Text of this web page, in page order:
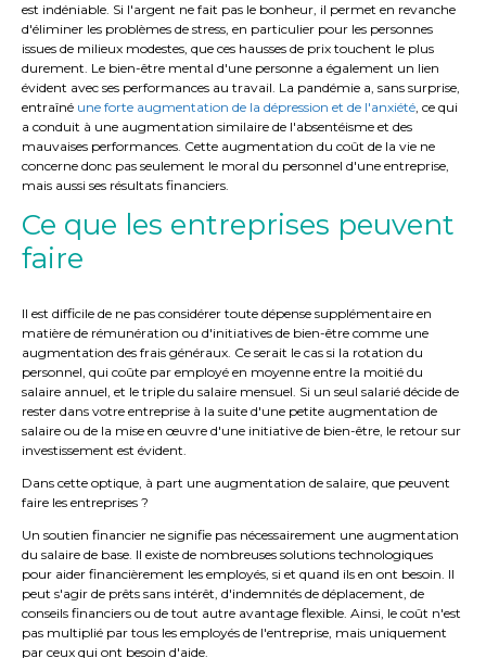
est indéniable. Si l'argent ne fait pas le bonheur, il permet en revanche
d'éliminer les problèmes de stress, en particulier pour les personnes
issues de milieux modestes, que ces hausses de prix touchent le plus
durement. Le bien-être mental d'une personne a également un lien
évident avec ses performances au travail. La pandémie a, sans surprise,
entraîné une forte augmentation de la dépression et de l'anxiété, ce qui
a conduit à une augmentation similaire de l'absentéisme et des
mauvaises performances. Cette augmentation du coût de la vie ne
concerne donc pas seulement le moral du personnel d'une entreprise,
mais aussi ses résultats financiers.
Ce que les entreprises peuvent
faire
Il est difficile de ne pas considérer toute dépense supplémentaire en
matière de rémunération ou d'initiatives de bien-être comme une
augmentation des frais généraux. Ce serait le cas si la rotation du
personnel, qui coûte par employé en moyenne entre la moitié du
salaire annuel, et le triple du salaire mensuel. Si un seul salarié décide de
rester dans votre entreprise à la suite d'une petite augmentation de
salaire ou de la mise en œuvre d'une initiative de bien-être, le retour sur
investissement est évident.
Dans cette optique, à part une augmentation de salaire, que peuvent
faire les entreprises ?
Un soutien financier ne signifie pas nécessairement une augmentation
du salaire de base. Il existe de nombreuses solutions technologiques
pour aider financièrement les employés, si et quand ils en ont besoin. Il
peut s'agir de prêts sans intérêt, d'indemnités de déplacement, de
conseils financiers ou de tout autre avantage flexible. Ainsi, le coût n'est
pas multiplié par tous les employés de l'entreprise, mais uniquement
par ceux qui ont besoin d'aide.